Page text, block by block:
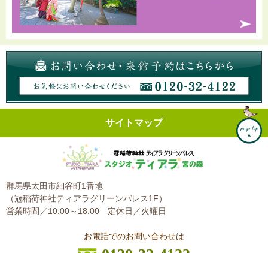
サイトマップ
群馬県太田市細谷町1番地
（冠稲荷神社ティアラグリーンパレス1F）
営業時間／10:00～18:00 定休日／火曜日
お電話でのお問い合わせは